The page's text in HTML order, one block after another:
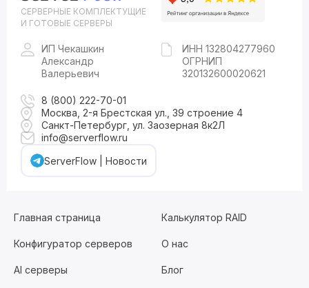
СЕРВЕРНЫЕ КОМПЛЕКТУЩИЕ
И ГОТОВЫЕ СЕРВЕРЫ
ИП Чекашкин
Александр
Валерьевич
ИНН 132804277960
ОГРНИП
320132600020621
8 (800) 222-70-01
Москва, 2-я Брестская ул., 39 строение 4
Санкт-Петербург, ул. Заозерная 8к2Л
info@serverflow.ru
ServerFlow | Новости
Главная страница Калькулятор RAID
Конфигуратор серверов О нас
AI серверы Блог